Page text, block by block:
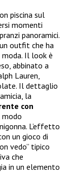
piscina sul
momenti
panoramici.
outfit che ha
Il look è
abbinato a
Lauren,
Il dettaglio
la
con
L’effetto
un gioco di
vedo” tipico
che
in un elemento